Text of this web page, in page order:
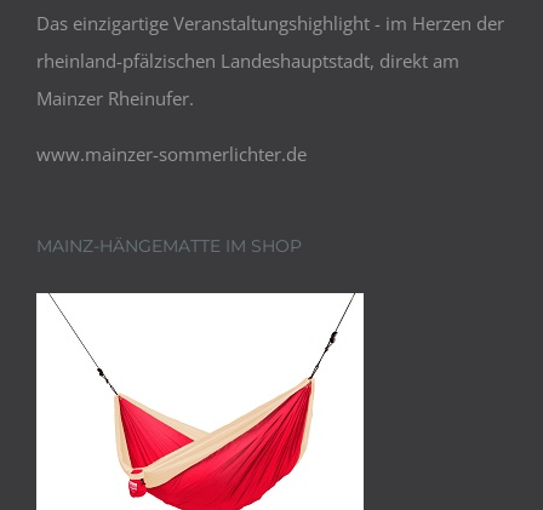
Das einzigartige Veranstaltungshighlight - im Herzen der
rheinland-pfälzischen Landeshauptstadt, direkt am
Mainzer Rheinufer.
www.mainzer-sommerlichter.de
MAINZ-HÄNGEMATTE IM SHOP